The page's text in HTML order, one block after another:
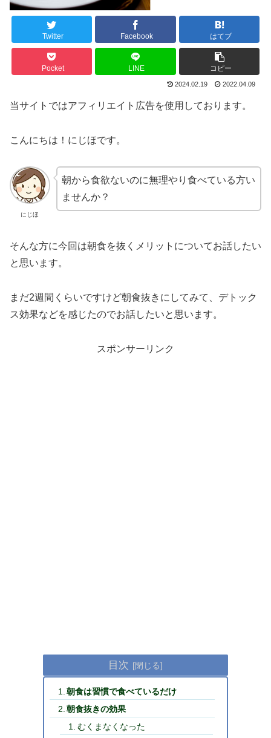
Twitter Facebook はてブ
Pocket LINE コピー
2024.02.19 2022.04.09
当サイトではアフィリエイト広告を使用しております。
こんにちは！にじほです。
にじほ
朝から食欲ないのに無理やり食べている方い
ませんか？
そんな方に今回は朝食を抜くメリットについてお話したい
と思います。
まだ2週間くらいですけど朝食抜きにしてみて、デトック
ス効果などを感じたのでお話したいと思います。
スポンサーリンク
目次
朝食は習慣で食べているだけ
朝食抜きの効果
むくまなくなった